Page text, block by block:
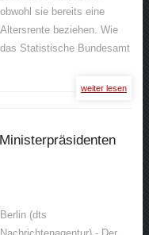
obwohl sie bereits eine
Altersrente beziehen. Wie
das Statistische Bundesamt
weiter lesen
Berlin (dts